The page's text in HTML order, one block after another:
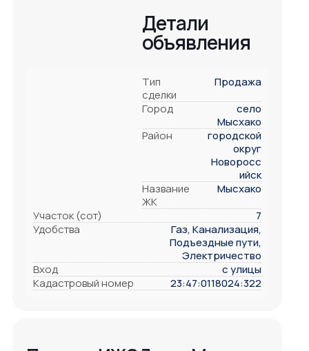
Детали
объявления
Тип
сделки
Продажа
Город
село
Мысхако
Район
городской
округ
Новоросс
ийск
Название
ЖК
Мысхако
Участок (сот)
7
Удобства
Газ, Канализация,
Подъездные пути,
Электричество
Вход
с улицы
Кадастровый номер
23:47:0118024:322